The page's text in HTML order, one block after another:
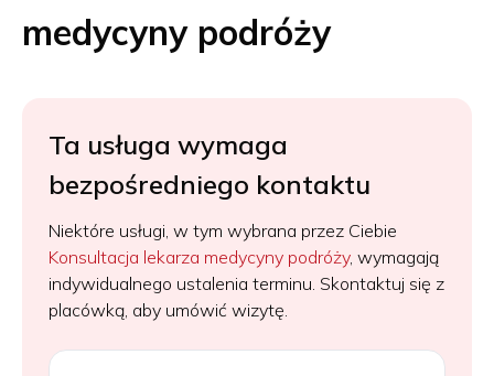
medycyny podróży
Ta usługa wymaga
bezpośredniego kontaktu
Niektóre usługi, w tym wybrana przez Ciebie
Konsultacja lekarza medycyny podróży, wymagają
indywidualnego ustalenia terminu. Skontaktuj się z
placówką, aby umówić wizytę.